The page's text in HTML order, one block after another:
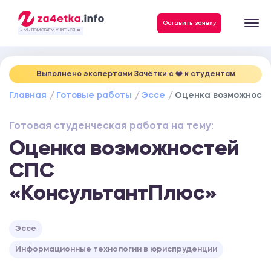
- МЫ ПОМОГАЕМ УЧИТЬСЯ ❤️
Оставить заявку
Выполнено экспертами Зачётки c ❤️ к студентам
Главная Готовые работы Эссе Оценка
Готовая студенческая работа на тему:
Оценка возможностей
СПС
«КонсультантПлюс»
Эссе
Информационные технологии в юриспруденции